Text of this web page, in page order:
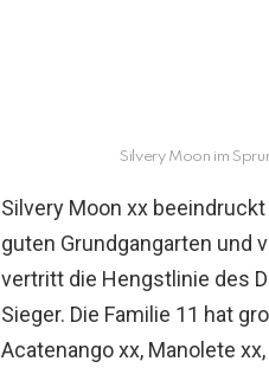
Silvery Moon im
Silvery Moon xx
guten Grundgangarten und
vertritt die Hengstlinie des
Sieger. Die Familie 11 hat
Acatenango xx, Manolete